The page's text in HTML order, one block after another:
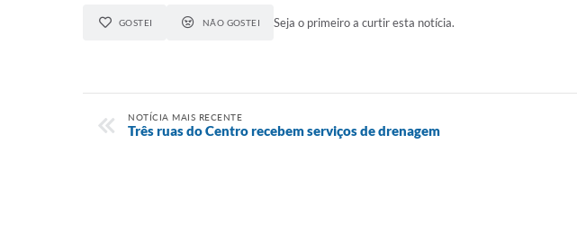
GOSTEI NÃO GOSTEI Seja o primeiro a curtir esta notícia.
NOTÍCIA MAIS RECENTE
Três ruas do Centro recebem serviços de drenagem